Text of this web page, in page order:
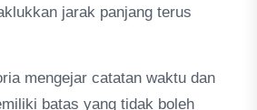
jarak panjang terus
mengejar catatan waktu dan
batas yang tidak boleh